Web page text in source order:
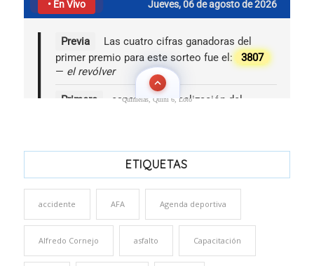
Quinielas, Quini 6, Loto
ETIQUETAS
accidente AFA Agenda deportiva
Alfredo Cornejo asfalto Capacitación